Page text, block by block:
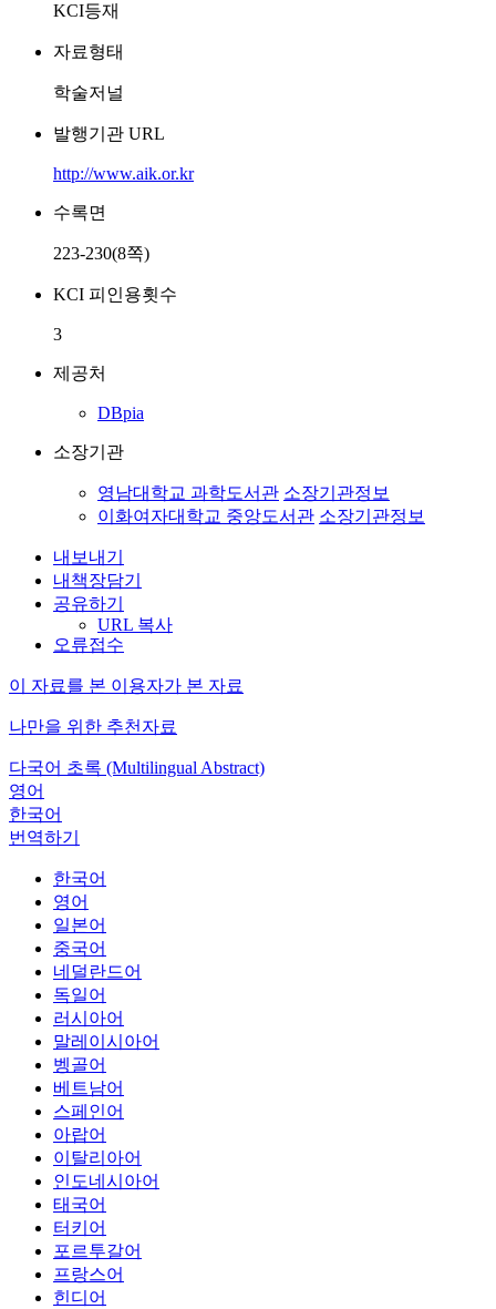
KCI등재
자료형태
학술저널
발행기관 URL
http://www.aik.or.kr
수록면
223-230(8쪽)
KCI 피인용횟수
3
제공처
DBpia
소장기관
영남대학교 과학도서관 소장기관정보
이화여자대학교 중앙도서관 소장기관정보
내보내기
내책장담기
공유하기
URL 복사
오류접수
이 자료를 본 이용자가 본 자료
나만을 위한 추천자료
다국어 초록 (Multilingual Abstract)
영어
한국어
번역하기
한국어
영어
일본어
중국어
네덜란드어
독일어
러시아어
말레이시아어
벵골어
베트남어
스페인어
아랍어
이탈리아어
인도네시아어
태국어
터키어
포르투갈어
프랑스어
힌디어